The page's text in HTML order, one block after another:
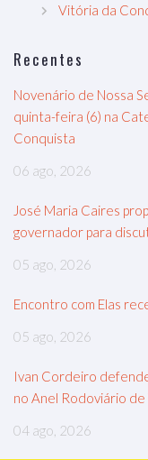
Vitória da
Recentes
Novenário de Nossa
quinta-feira (6) na
Conquista
06 ago, 2026
José Maria Caires
governador para
05 ago, 2026
Encontro com Elas
05 ago, 2026
Ivan Cordeiro
no Anel Rodoviário
04 ago, 2026